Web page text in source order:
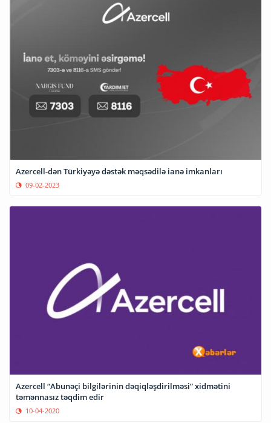
Azercell-dən Türkiyəyə dəstək məqsədilə ianə imkanları
09-02-2023
Azercell “Abunəçi bilgilərinin dəqiqləşdirilməsi” xidmətini
təmənnasız təqdim edir
10-04-2020